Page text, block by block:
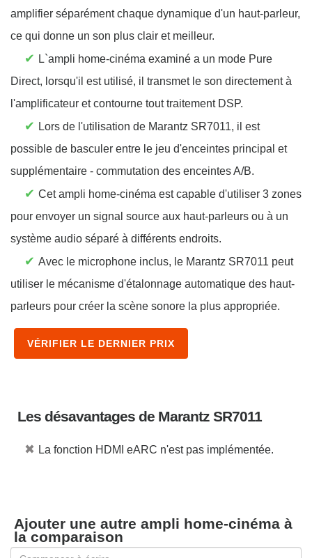
amplifier séparément chaque dynamique d'un haut-parleur,
ce qui donne un son plus clair et meilleur.
✔ L`ampli home-cinéma examiné a un mode Pure
Direct, lorsqu'il est utilisé, il transmet le son directement à
l'amplificateur et contourne tout traitement DSP.
✔ Lors de l'utilisation de Marantz SR7011, il est
possible de basculer entre le jeu d'enceintes principal et
supplémentaire - commutation des enceintes A/B.
✔ Cet ampli home-cinéma est capable d'utiliser 3 zones
pour envoyer un signal source aux haut-parleurs ou à un
système audio séparé à différents endroits.
✔ Avec le microphone inclus, le Marantz SR7011 peut
utiliser le mécanisme d'étalonnage automatique des haut-
parleurs pour créer la scène sonore la plus appropriée.
VÉRIFIER LE DERNIER PRIX
Les désavantages de Marantz SR7011
✖ La fonction HDMI eARC n'est pas implémentée.
Ajouter une autre ampli home-cinéma à
la comparaison